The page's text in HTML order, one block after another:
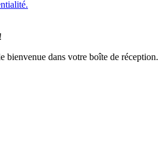
bienvenue dans votre boîte de réception.